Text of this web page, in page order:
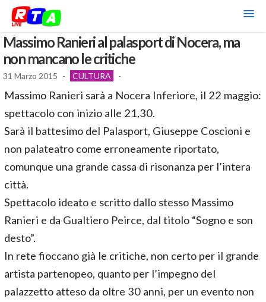
Massimo Ranieri al palasport di Nocera, ma
non mancano le critiche
31 Marzo 2015 - CULTURA -
Massimo Ranieri sarà a Nocera Inferiore, il 22 maggio:
spettacolo con inizio alle 21,30.
Sarà il battesimo del Palasport, Giuseppe Coscioni e
non palateatro come erroneamente riportato,
comunque una grande cassa di risonanza per l’intera
città.
Spettacolo ideato e scritto dallo stesso Massimo
Ranieri e da Gualtiero Peirce, dal titolo “Sogno e son
desto”.
In rete fioccano già le critiche, non certo per il grande
artista partenopeo, quanto per l’impegno del
palazzetto atteso da oltre 30 anni, per un evento non